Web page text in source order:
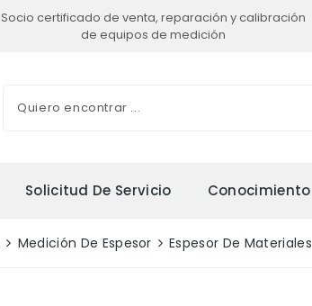
Socio certificado de venta, reparación y calibración
de equipos de medición
Solicitud De Servicio Conocimiento
Medición De Espesor Espesor De Materiales